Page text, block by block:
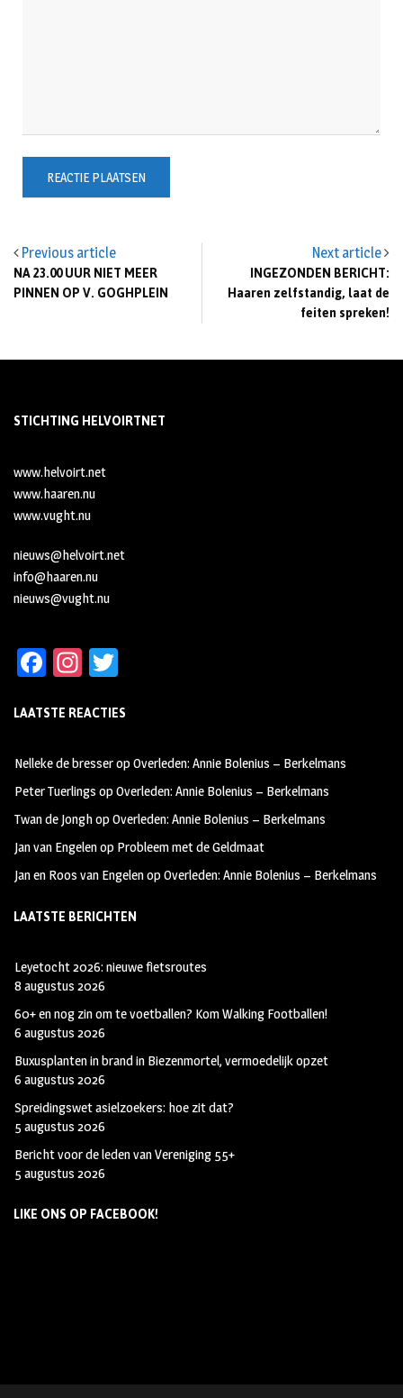
Previous article
NA 23.00 UUR NIET MEER
PINNEN OP V. GOGHPLEIN
Next article
INGEZONDEN BERICHT:
Haaren zelfstandig, laat de
feiten spreken!
STICHTING HELVOIRTNET
www.helvoirt.net
www.haaren.nu
www.vught.nu
nieuws@helvoirt.net
info@haaren.nu
nieuws@vught.nu
Fa
b
oo
k
In
ag
m
tt
LAATSTE REACTIES
Nelleke de bresseropOverleden: Annie Bolenius – Berkelmans
Peter Tuerlings opOverleden: Annie Bolenius – Berkelmans
Twan de JonghopOverleden: Annie Bolenius – Berkelmans
Jan van Engelenop Probleem met de Geldmaat
Jan en Roos van EngelenopOverleden: Annie Bolenius – Berkelmans
LAATSTE BERICHTEN
Leyetocht 2026: nieuwe fietsroutes
8 augustus 2026
60+ en nog zin om te voetballen? Kom Walking Footballen!
6 augustus 2026
Buxusplanten in brand in Biezenmortel, vermoedelijk opzet
6 augustus 2026
Spreidingswet asielzoekers: hoe zit dat?
5 augustus 2026
Bericht voor de leden van Vereniging 55+
5 augustus 2026
LIKE ONS OP FACEBOOK!